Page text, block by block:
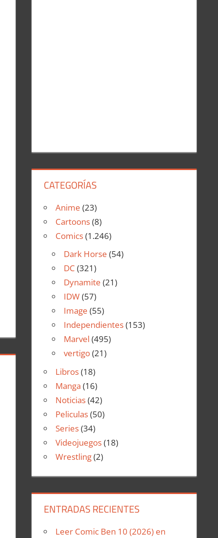
CATEGORÍAS
Anime (23)
Cartoons(8)
Comics(1.246)
Dark Horse (54)
DC (321)
Dynamite (21)
IDW(57)
Image (55)
Independientes(153)
Marvel (495)
vertigo(21)
Libros(18)
Manga (16)
Noticias(42)
Peliculas(50)
Series(34)
Videojuegos(18)
Wrestling(2)
ENTRADAS RECIENTES
Leer Comic Ben 10 (2026) en